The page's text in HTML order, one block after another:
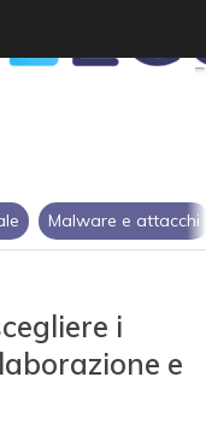
Malware e attacchi
i
e